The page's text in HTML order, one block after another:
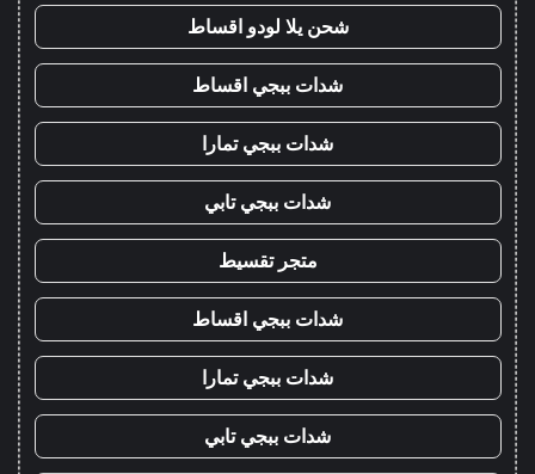
شحن يلا لودو اقساط
شدات ببجي اقساط
شدات ببجي تمارا
شدات ببجي تابي
متجر تقسيط
شدات ببجي اقساط
شدات ببجي تمارا
شدات ببجي تابي